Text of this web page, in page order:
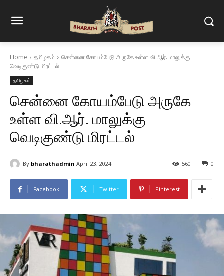
Home தமிழகம்
சென்னை கோயம்பேடு அருகே உள்ள வி.ஆர். மாலுக்கு
வெடிகுண்டு மிரட்டல்
தமிழகம்
சென்னை கோயம்பேடு அருகே
உள்ள வி.ஆர். மாலுக்கு
வெடிகுண்டு மிரட்டல்
By bharathadmin April 23, 2024 0
560
Facebook Twitter Pinterest